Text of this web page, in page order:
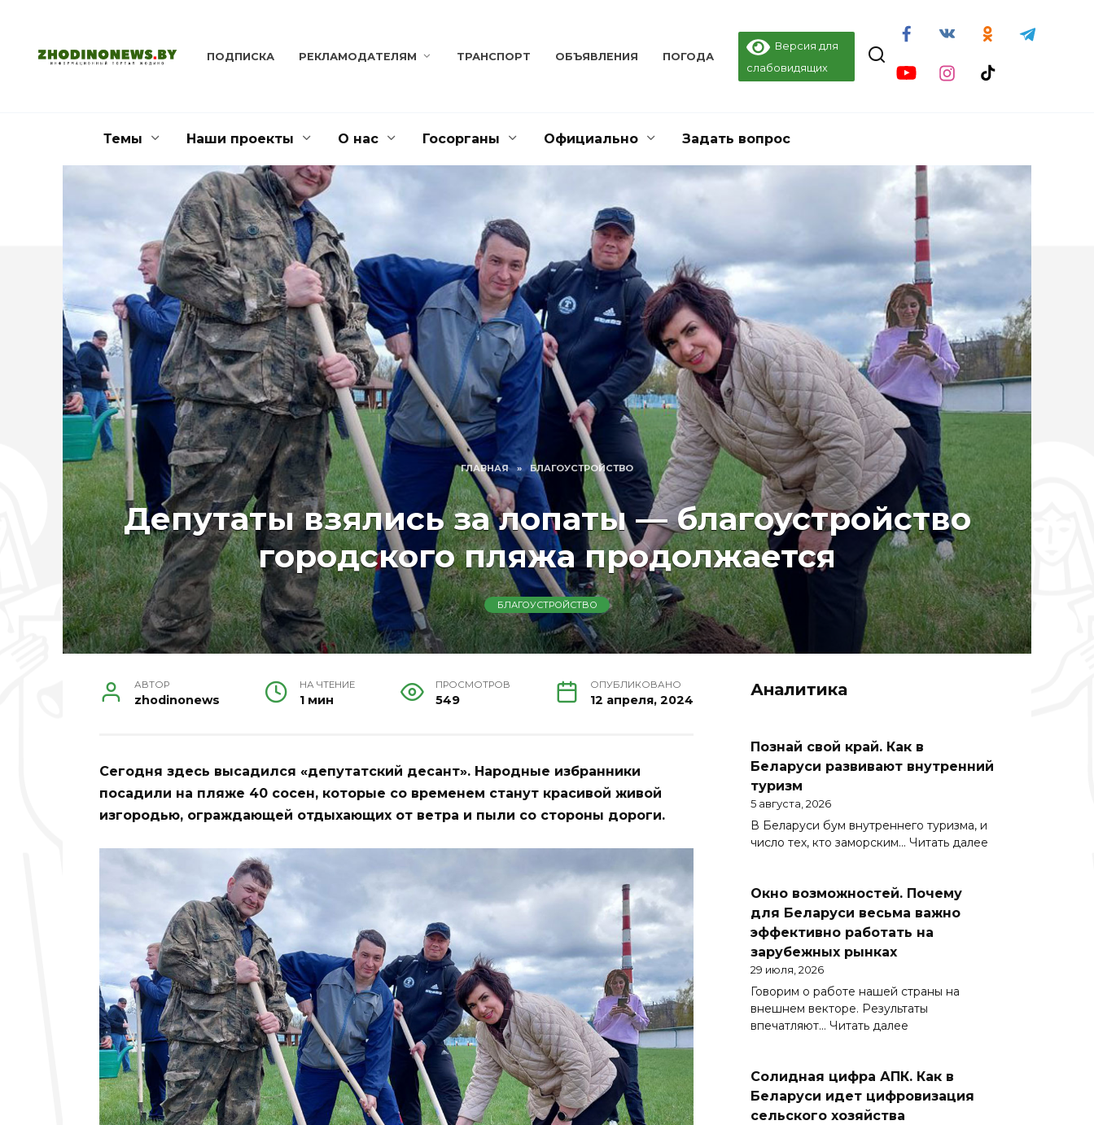
содержанию
ПОДПИСКА РЕКЛАМОДАТЕЛЯМ ТРАНСПОРТ ОБЪЯВЛЕНИЯ ПОГОДА
Версия для
слабовидящих
Темы Наши проекты О нас Госорганы Официально Задать вопрос
ГЛАВНАЯ » БЛАГОУСТРОЙСТВО
Депутаты взялись за лопаты — благоустройство
городского пляжа продолжается
БЛАГОУСТРОЙСТВО
АВТОР
zhodinonews
НА ЧТЕНИЕ
1 мин
ПРОСМОТРОВ
549
ОПУБЛИКОВАНО
12 апреля, 2024
Сегодня здесь высадился «депутатский десант». Народные избранники
посадили на пляже 40 сосен, которые со временем станут красивой живой
изгородью, ограждающей отдыхающих от ветра и пыли со стороны дороги.
Аналитика
Познай свой край. Как в
Беларуси развивают внутренний
туризм
5 августа, 2026
В Беларуси бум внутреннего туризма, и
число тех, кто заморским… Читать далее
Окно возможностей. Почему
для Беларуси весьма важно
эффективно работать на
зарубежных рынках
29 июля, 2026
Говорим о работе нашей страны на
внешнем векторе. Результаты
впечатляют… Читать далее
Почему
для
Солидная цифра АПК. Как в
Беларуси идет цифровизация
сельского хозяйства